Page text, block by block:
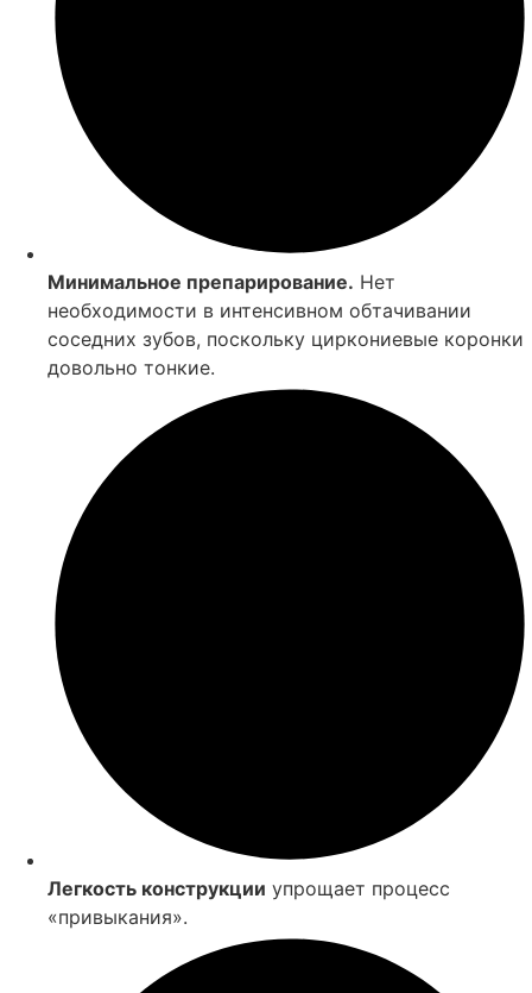
Минимальное препарирование. Нет
необходимости в интенсивном обтачивании
соседних зубов, поскольку циркониевые коронки
довольно тонкие.
Легкость конструкции упрощает процесс
«привыкания».